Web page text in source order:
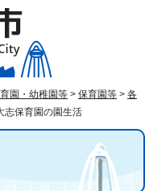
園・幼稚園等 > 保育園等 > 各
志保育園の園生活